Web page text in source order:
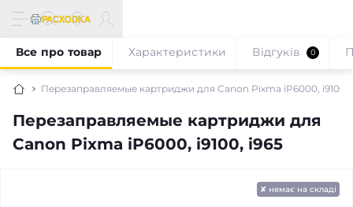
Перезаправляемые картриджи для Canon Pixma iP6000, i9100,
Перезаправляемые картриджи для
Canon Pixma iP6000, i9100, i965
Все про товар Характеристики Відгуків 0
✘ немає на складі